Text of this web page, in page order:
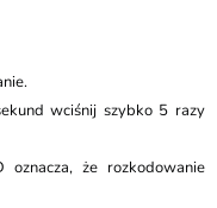
wciśnij szybko 5 razy
oznacza, że rozkodowanie